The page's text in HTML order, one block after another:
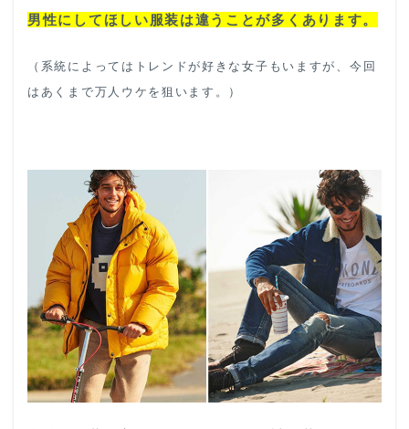
男性にしてほしい服装は違うことが多くあります。
（系統によってはトレンドが好きな女子もいますが、今回
はあくまで万人ウケを狙います。）